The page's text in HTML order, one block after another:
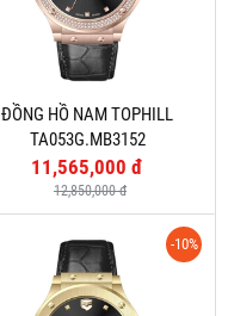
ĐỒNG HỒ NAM TOPHILL
TA053G.MB3152
11,565,000 đ
12,850,000 đ
-10%